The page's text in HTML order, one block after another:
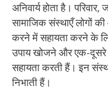
अनिवार्य होता है।
सामाजिक संस्थाएँ लोगों
करने में सहायता करने के
उपाय खोजने और एक-दूसरे
सहायता करती हैं। इन
निभाती हैं।